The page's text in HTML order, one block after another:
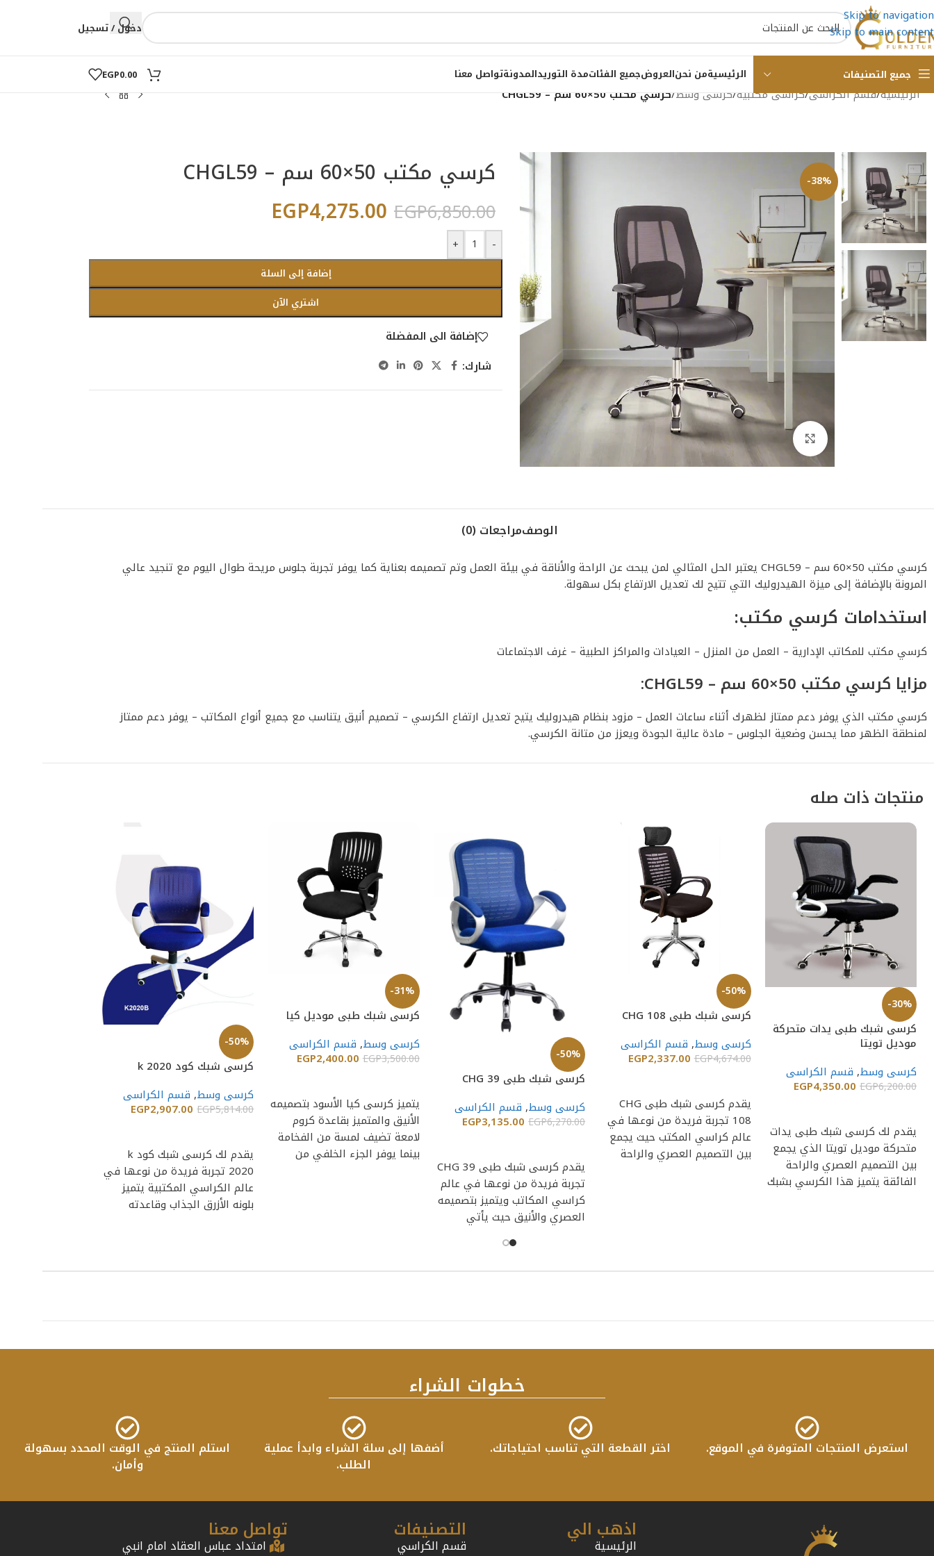
Skip to navigation
Skip to main content
دخول / تسجيل
جميع التصنيفات الرئيسيةمن نحنالعروضجميع الفئاتمدة التوريدالمدونةتواصل معنا EGP0.00
الرئيسية/قسم الكراسى/كراسى مكتبية/كرسى وسط/كرسي مكتب 50×60 سم – CHGL59
-38% كرسي مكتب 50×60 سم – CHGL59
EGP6,850.00
EGP4,275.00
-
+
إضافة إلى السلة
اشتري الآن
إضافة الى المفضلة
شارك:
الوصفمراجعات (0)
كرسي مكتب 50×60 سم – CHGL59 يعتبر الحل المثالي لمن يبحث عن الراحة والأناقة في بيئة العمل وتم تصميمه بعناية كما يوفر تجربة جلوس مريحة طوال اليوم مع تنجيد عالي
المرونة بالإضافة إلى ميزة الهيدروليك التي تتيح لك تعديل الارتفاع بكل سهولة.
استخدامات كرسي مكتب:
كرسي مكتب للمكاتب الإدارية – العمل من المنزل – العيادات والمراكز الطبية – غرف الاجتماعات
مزايا كرسي مكتب 50×60 سم – CHGL59:
كرسي مكتب الذي يوفر دعم ممتاز لظهرك أثناء ساعات العمل – مزود بنظام هيدروليك يتيح تعديل ارتفاع الكرسي – تصميم أنيق يتناسب مع جميع أنواع المكاتب – يوفر دعم ممتاز
لمنطقة الظهر مما يحسن وضعية الجلوس – مادة عالية الجودة ويعزز من متانة الكرسي.
منتجات ذات صله
-30%
كرسى شبك طبى يدات متحركة
موديل تويتا
كرسى وسط, قسم الكراسى
EGP6,200.00
EGP4,350.00
يقدم لك كرسى شبك طبى يدات
متحركة موديل تويتا الذي يجمع
بين التصميم العصري والراحة
الفائقة يتميز هذا الكرسي بشبك
-50%
كرسى شبك طبى CHG 108
كرسى وسط, قسم الكراسى
EGP4,674.00
EGP2,337.00
يقدم كرسى شبك طبى CHG
108 تجربة فريدة من نوعها في
عالم كراسي المكتب حيث يجمع
بين التصميم العصري والراحة
-50%
كرسى شبك طبى CHG 39
كرسى وسط, قسم الكراسى
EGP6,270.00
EGP3,135.00
يقدم كرسى شبك طبى CHG 39
تجربة فريدة من نوعها في عالم
كراسي المكاتب ويتميز بتصميمه
العصري والأنيق حيث يأتي
-31%
كرسى شبك طبى موديل كيا
كرسى وسط, قسم الكراسى
EGP3,500.00
EGP2,400.00
يتميز كرسى كيا الأسود بتصميمه
الأنيق والمتميز بقاعدة كروم
لامعة تضيف لمسة من الفخامة
بينما يوفر الجزء الخلفي من
-50%
كرسى شبك كود k 2020
كرسى وسط, قسم الكراسى
EGP5,814.00
EGP2,907.00
يقدم لك كرسى شبك كود k
2020 تجربة فريدة من نوعها في
عالم الكراسي المكتبية يتميز
بلونه الأزرق الجذاب وقاعدته
خطوات الشراء
استعرض المنتجات المتوفرة في الموقع. اختر القطعة التي تناسب احتياجاتك.
أضفها إلى سلة الشراء وابدأ عملية
الطلب.
استلم المنتج في الوقت المحدد بسهولة
وأمان.
اذهب الي
الرئيسية
التصنيفات
قسم الكراسي
تواصل معنا
امتداد عباس العقاد امام انبي